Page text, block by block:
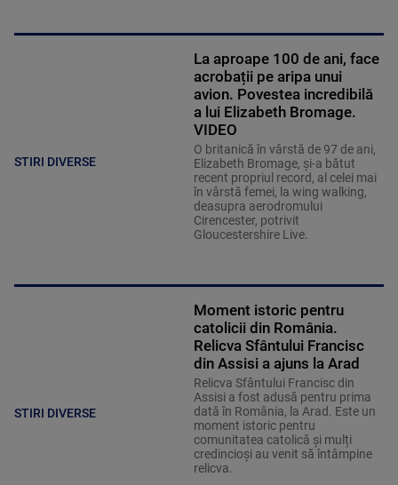
STIRI DIVERSE
La aproape 100 de ani, face
acrobații pe aripa unui
avion. Povestea incredibilă
a lui Elizabeth Bromage.
VIDEO
O britanică în vârstă de 97 de ani,
Elizabeth Bromage, şi-a bătut
recent propriul record, al celei mai
în vârstă femei, la wing walking,
deasupra aerodromului
Cirencester, potrivit
Gloucestershire Live.
STIRI DIVERSE
Moment istoric pentru
catolicii din România.
Relicva Sfântului Francisc
din Assisi a ajuns la Arad
Relicva Sfântului Francisc din
Assisi a fost adusă pentru prima
dată în România, la Arad. Este un
moment istoric pentru
comunitatea catolică și mulți
credincioși au venit să întâmpine
relicva.